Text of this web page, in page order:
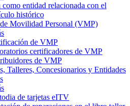
como entidad relacionada con el
histórico
Movilidad Personal (VMP)
de VMP
certificadores de VMP
de VMP
Talleres, Concesionarios y Entidades
de tarjetas eITV